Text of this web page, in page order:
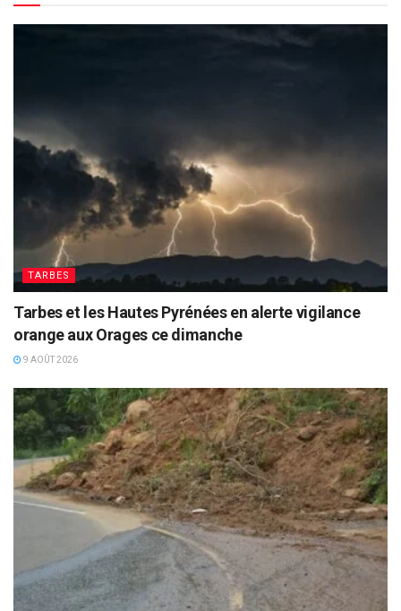
TARBES
Tarbes et les Hautes Pyrénées en alerte vigilance
orange aux Orages ce dimanche
9 AOÛT 2026